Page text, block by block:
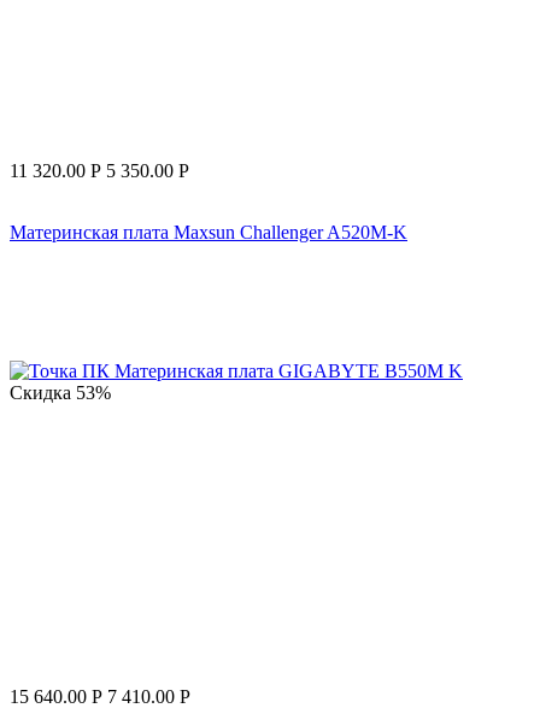
11 320.00 Р 5 350.00 Р
Материнская плата Maxsun Challenger A520M-K
Скидка 53%
15 640.00 Р 7 410.00 Р